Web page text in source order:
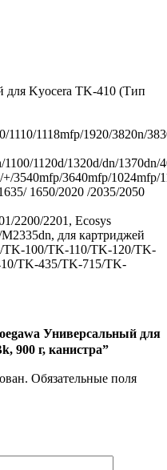
для Kyocera TK-410 (Тип
1110/1118mfp/1920/3820n/
1120d/1320d/dn/1370dn/
3540mfp/3640mfp/1024mfp/
1650/2020 /2035/2050
2200/2201, Ecosys
для картриджей
100/TK-110/TK-120/TK-
TK-435/TK-715/TK-
Универсальный для
900 г, канистра”
Обязательные поля